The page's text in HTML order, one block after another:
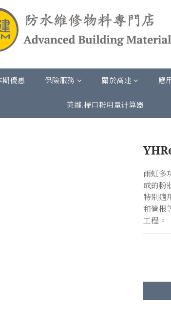
期優惠 保險服務 關於高建 應
美縫.掃口粉用量计算器
雨虹多
成的粉
特別適
和管根
工程。